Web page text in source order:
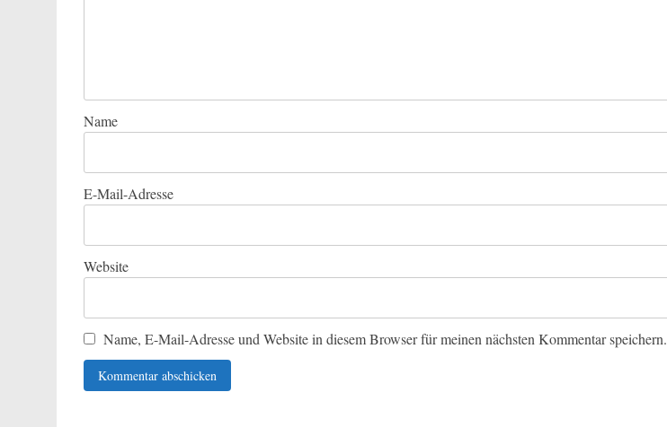
Name
E-Mail-Adresse
Website
Name, E-Mail-Adresse und Website in diesem Browser für meinen nächsten Kommentar speichern.